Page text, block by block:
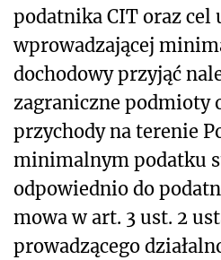
podatnika CIT oraz cel
wprowadzającej
dochodowy przyjąć
zagraniczne podmioty
przychody na terenie
minimalnym podatku
odpowiednio do
mowa w art. 3 ust. 2
prowadzącego